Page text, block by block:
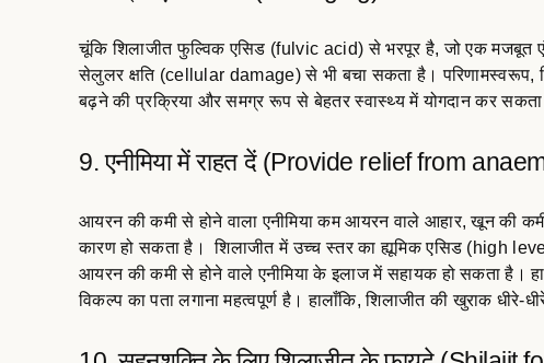
चूंकि शिलाजीत फुल्विक एसिड (fulvic acid) से भरपूर है, जो एक
सेलुलर क्षति (cellular damage) से भी बचा सकता है। परिणामस्वरूप,
बढ़ने की प्रक्रिया और समग्र रूप से बेहतर स्वास्थ्य में योगदान कर सकता
9. एनीमिया में राहत दें (Provide relief from
आयरन की कमी से होने वाला एनीमिया कम आयरन वाले आहार, खून की
कारण हो सकता है। शिलाजीत में उच्च स्तर का ह्यूमिक एसिड (high
आयरन की कमी से होने वाले एनीमिया के इलाज में सहायक हो सकता है।
विकल्प का पता लगाना महत्वपूर्ण है। हालाँकि, शिलाजीत की खुराक